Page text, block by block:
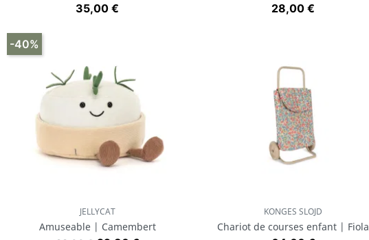
Prix
35,00 € Prix
28,00 €
Aperçu rapide
JELLYCAT
Amuseable | Camembert
-40%
Aperçu rapide
KONGES SLOJD
Chariot de courses enfant | Fiola